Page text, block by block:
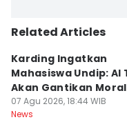
Related Articles
Karding Ingatkan
Mahasiswa Undip: AI
Akan Gantikan Moral
07 Agu 2026, 18:44 WIB
News